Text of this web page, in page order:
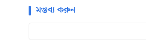
মন্তব্য করুন